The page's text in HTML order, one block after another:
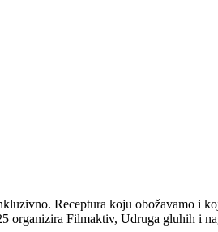
Receptura koju obožavamo
Filmaktiv, Udruga gluhih i